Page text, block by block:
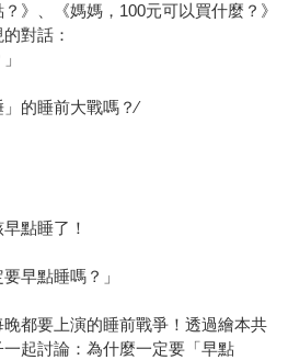
》、《媽媽，100元可以買什麼？》
對話：
的睡前大戰嗎？∕
點睡了！
早點睡嗎？」
都要上演的睡前戰爭！透過繪本共
起討論：為什麼一定要「早點